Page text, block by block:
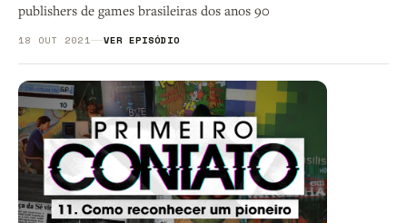
publishers de games brasileiras dos anos 90
18 OUT 2021 VER EPISÓDIO